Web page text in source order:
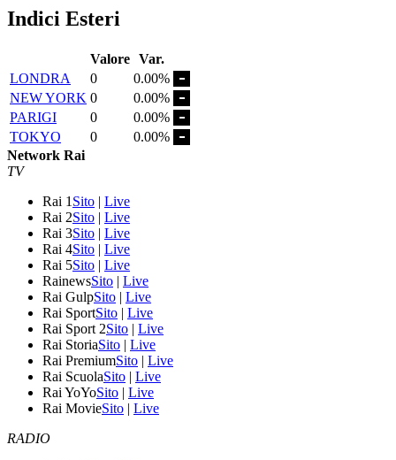
Indici Esteri
Valore Var.
LONDRA
0
0.00%
NEW YORK 0
0.00%
PARIGI
0
0.00%
TOKYO
0
0.00%
Network Rai
TV
Rai 1 Sito | Live
Rai 2Sito | Live
Rai 3Sito | Live
Rai 4Sito | Live
Rai 5Sito | Live
RainewsSito | Live
Rai GulpSito | Live
Rai SportSito | Live
Rai Sport 2Sito | Live
Rai StoriaSito | Live
Rai PremiumSito | Live
Rai ScuolaSito | Live
Rai YoYoSito | Live
Rai MovieSito | Live
RADIO